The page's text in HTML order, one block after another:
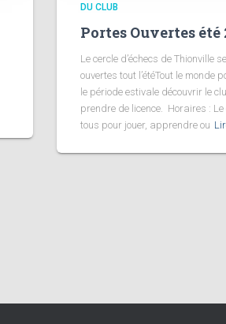
DU CLUB
Portes Ouvertes été
Le cercle d’échecs de Thionville
ouvertes tout l’étéTout le monde
le période estivale découvrir le
prendre de licence. Horaires :
tous pour jouer, apprendre ou